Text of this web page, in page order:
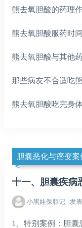
熊去氧胆酸的药理
熊去氧胆酸服药时
熊去氧胆酸与其他
那些病友不合适吃
熊去氧胆酸吃完身
胆囊恶化与癌变案
十一、胆囊疾病
小黑娃保胆记 发
1、特别案例：胆